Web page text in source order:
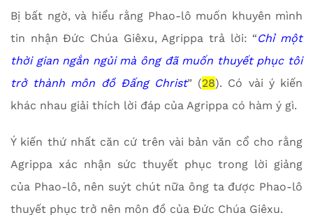
Bị bất ngờ, và hiểu rằng Phao-lô muốn khuyên mình
tin nhận Đức Chúa Giêxu, Agrippa trả lời: “Chỉ một
thời gian ngắn ngủi mà ông đã muốn thuyết phục tôi
trở thành môn đồ Đấng Christ” (28). Có vài ý kiến
khác nhau giải thích lời đáp của Agrippa có hàm ý gì.
Ý kiến thứ nhất căn cứ trên vài bản văn cổ cho rằng
Agrippa xác nhận sức thuyết phục trong lời giảng
của Phao-lô, nên suýt chút nữa ông ta được Phao-lô
thuyết phục trở nên môn đồ của Đức Chúa Giêxu.